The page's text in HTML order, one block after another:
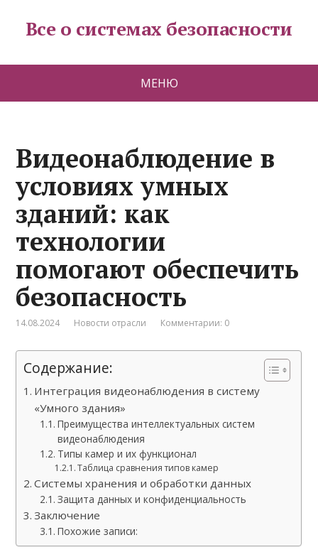
Все о системах безопасности
МЕНЮ
Видеонаблюдение в
условиях умных
зданий: как
технологии
помогают обеспечить
безопасность
14.08.2024 Новости отрасли Комментарии: 0
Содержание:
Интеграция видеонаблюдения в систему
«Умного здания»
Преимущества интеллектуальных систем
видеонаблюдения
Типы камер и их функционал
Таблица сравнения типов камер
Системы хранения и обработки данных
Защита данных и конфиденциальность
Заключение
Похожие записи: